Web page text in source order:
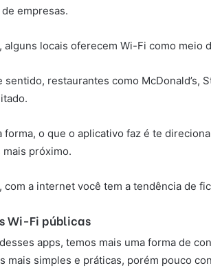
empresas.
alguns locais oferecem Wi-Fi como meio
sentido, restaurantes como
forma, o que o aplicativo faz é te
mais próximo.
com a internet você tem a tendência de
Wi-Fi públicas
apps, temos mais uma forma de
mais simples e práticas, porém pouco